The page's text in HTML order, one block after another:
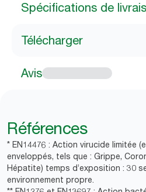
Spécifications de
Télécharger
Avis
Références
* EN14476 : Action virucide limitée
enveloppés, tels que : Grippe,
Hépatite) temps d’exposition : 30
environnement propre.